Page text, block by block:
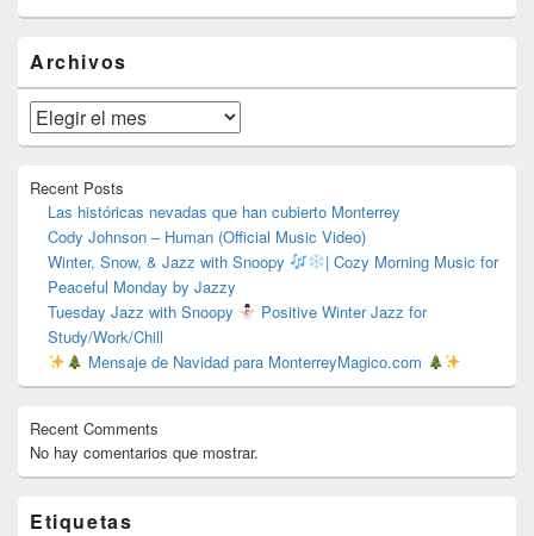
área
de
widget
barra
lateral
Archivos
Archivos
Recent Posts
Las históricas nevadas que han cubierto Monterrey
Cody Johnson – Human (Official Music Video)
Winter, Snow, & Jazz with Snoopy
| Cozy Morning Music for
Peaceful Monday by Jazzy
Tuesday Jazz with Snoopy
Positive Winter Jazz for
Study/Work/Chill
Mensaje de Navidad para MonterreyMagico.com
Recent Comments
No hay comentarios que mostrar.
Etiquetas